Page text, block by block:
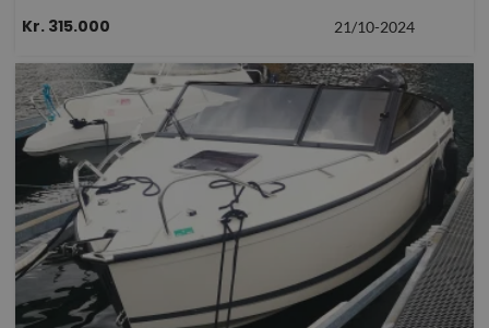
Kr. 315.000 21/10-2024